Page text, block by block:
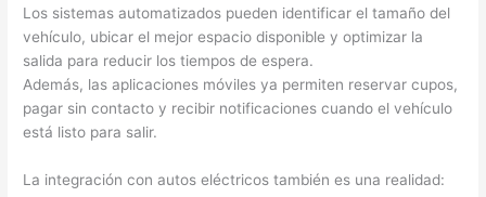
Los sistemas automatizados pueden identificar el tamaño del
vehículo, ubicar el mejor espacio disponible y optimizar la
salida para reducir los tiempos de espera.
Además, las aplicaciones móviles ya permiten reservar cupos,
pagar sin contacto y recibir notificaciones cuando el vehículo
está listo para salir.
La integración con autos eléctricos también es una realidad: